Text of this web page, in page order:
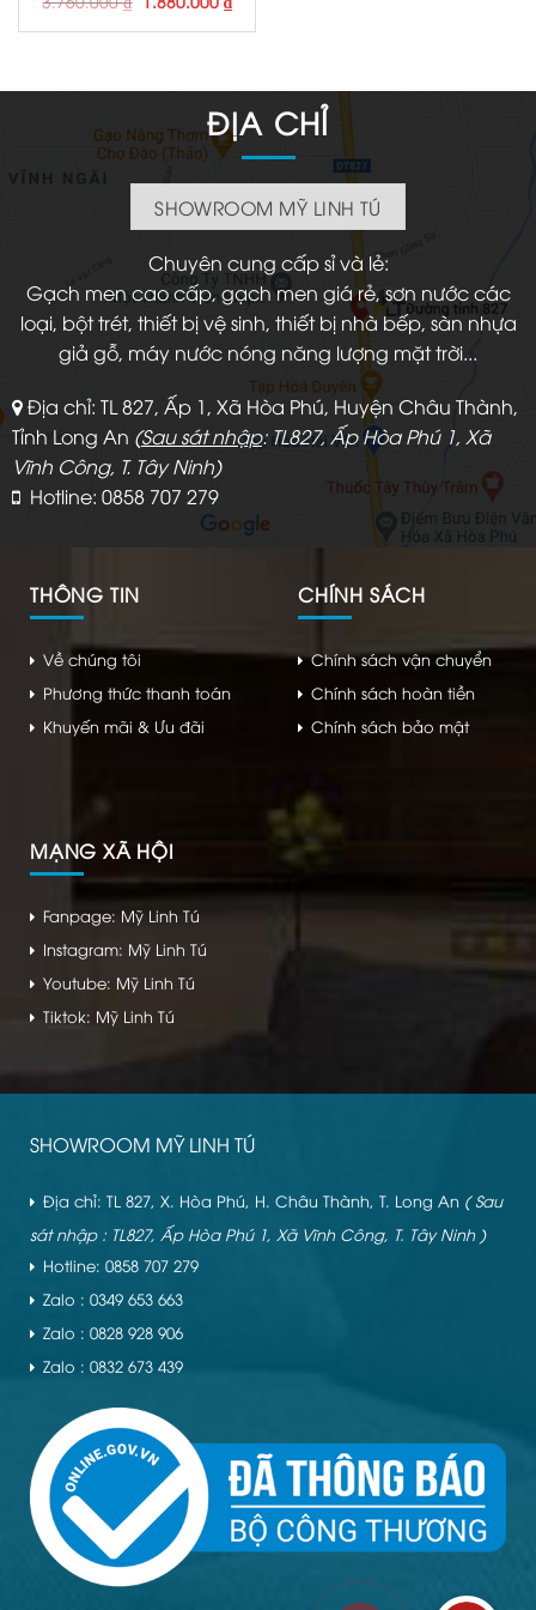
gốc
là:
hiện
tại
ĐỊA CHỈ
SHOWROOM MỸ LINH TÚ
Chuyên cung cấp sỉ và lẻ:
Gạch men cao cấp, gạch men giá rẻ, sơn nước các
loại, bột trét, thiết bị vệ sinh, thiết bị nhà bếp, sàn nhựa
giả gỗ, máy nước nóng năng lượng mặt trời...
Địa chỉ: TL 827, Ấp 1, Xã Hòa Phú, Huyện Châu Thành,
Tỉnh Long An (Sau sát nhập: TL827, Ấp Hòa Phú 1, Xã
Vĩnh Công, T. Tây Ninh)
Hotline: 0858 707 279
THÔNG TIN
Về chúng tôi
Phương thức thanh toán
Khuyến mãi & Ưu đãi
CHÍNH SÁCH
Chính sách vận chuyển
Chính sách hoàn tiền
Chính sách bảo mật
MẠNG XÃ HỘI
Fanpage: Mỹ Linh Tú
Instagram: Mỹ Linh Tú
Youtube: Mỹ Linh Tú
Tiktok: Mỹ Linh Tú
SHOWROOM MỸ LINH TÚ
Địa chỉ: TL 827, X. Hòa Phú, H. Châu Thành, T. Long An ( Sau
sát nhập : TL827, Ấp Hòa Phú 1, Xã Vĩnh Công, T. Tây Ninh )
Hotline: 0858 707 279
Zalo : 0349 653 663
Zalo : 0828 928 906
Zalo : 0832 673 439